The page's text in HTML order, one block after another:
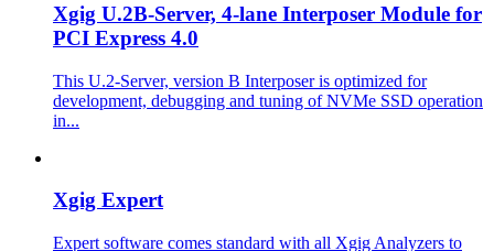
Xgig U.2B-Server, 4-lane Interposer Module for
PCI Express 4.0
This U.2-Server, version B Interposer is optimized for
development, debugging and tuning of NVMe SSD operation
in...
Xgig Expert
Expert software comes standard with all Xgig Analyzers to